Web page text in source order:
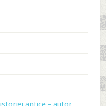
antice – autor